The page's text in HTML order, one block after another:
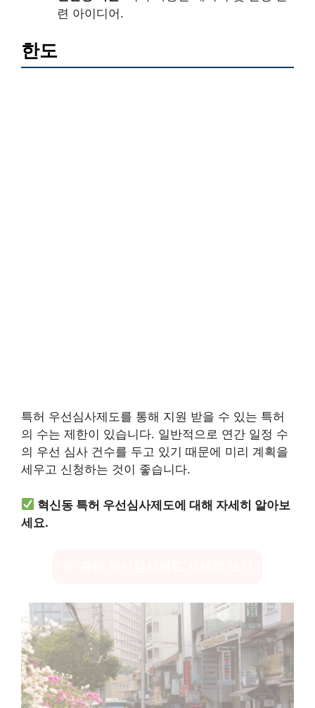
련 아이디어.
한도
특허 우선심사제도를 통해 지원 받을 수 있는 특허
의 수는 제한이 있습니다. 일반적으로 연간 일정 수
의 우선 심사 건수를 두고 있기 때문에 미리 계획을
세우고 신청하는 것이 좋습니다.
혁신동 특허 우선심사제도에 대해 자세히 알아보
세요.